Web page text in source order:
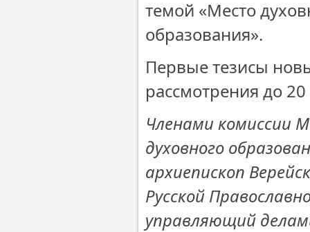
темой «Место
образования».
Первые тезисы
рассмотрения до
Членами комиссии
духовного
архиепископ
Русской
управляющий